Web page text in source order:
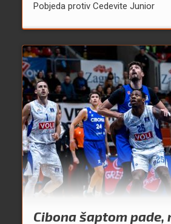
Pobjeda protiv Cedevite Junior
Cibona šaptom pade,